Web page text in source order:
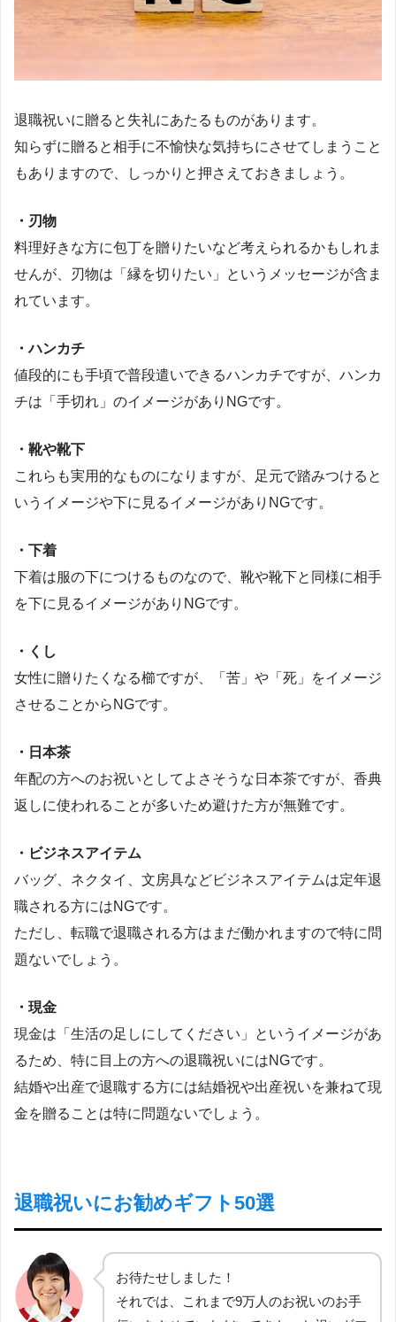
退職祝いに贈ると失礼にあたるものがあります。
知らずに贈ると相手に不愉快な気持ちにさせてしまうこと
もありますので、しっかりと押さえておきましょう。
・刃物
料理好きな方に包丁を贈りたいなど考えられるかもしれま
せんが、刃物は「縁を切りたい」というメッセージが含ま
れています。
・ハンカチ
値段的にも手頃で普段遣いできるハンカチですが、ハンカ
チは「手切れ」のイメージがありNGです。
・靴や靴下
これらも実用的なものになりますが、足元で踏みつけると
いうイメージや下に見るイメージがありNGです。
・下着
下着は服の下につけるものなので、靴や靴下と同様に相手
を下に見るイメージがありNGです。
・くし
女性に贈りたくなる櫛ですが、「苦」や「死」をイメージ
させることからNGです。
・日本茶
年配の方へのお祝いとしてよさそうな日本茶ですが、香典
返しに使われることが多いため避けた方が無難です。
・ビジネスアイテム
バッグ、ネクタイ、文房具などビジネスアイテムは定年退
職される方にはNGです。
ただし、転職で退職される方はまだ働かれますので特に問
題ないでしょう。
・現金
現金は「生活の足しにしてください」というイメージがあ
るため、特に目上の方への退職祝いにはNGです。
結婚や出産で退職する方には結婚祝や出産祝いを兼ねて現
金を贈ることは特に問題ないでしょう。
退職祝いにお勧めギフト50選
お待たせしました！
それでは、これまで9万人のお祝いのお手